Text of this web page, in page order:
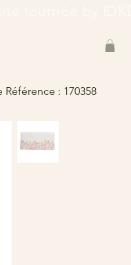
: 170358